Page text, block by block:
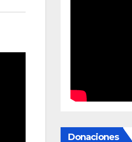
Donaciones